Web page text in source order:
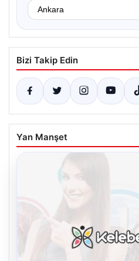
Bizi Takip Edin
Yan Manşet